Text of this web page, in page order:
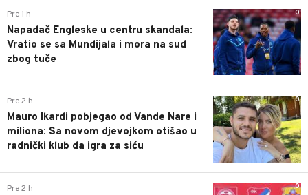
0
Pre 1 h
Napadač Engleske u centru skandala:
Vratio se sa Mundijala i mora na sud
zbog tuče
0
Pre 2 h
Mauro Ikardi pobjegao od Vande Nare i
miliona: Sa novom djevojkom otišao u
radnički klub da igra za siću
0
Pre 2 h